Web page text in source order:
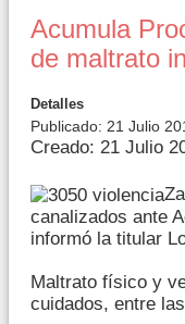
Acumula
de maltrato
Detalles
Publicado: 21 Julio
Creado: 21 Julio
canalizados ante
informó la titular
Maltrato físico y
cuidados, entre